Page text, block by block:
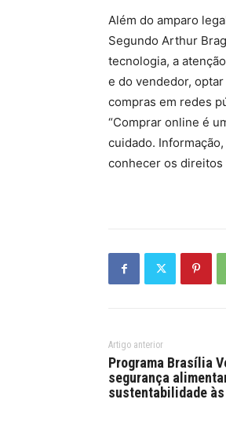
Além do amparo
Segundo Arthur
tecnologia, a
e do vendedor,
compras em redes
“Comprar online é
cuidado.
conhecer os direitos
Artigo anterior
Programa Brasília
segurança
sustentabilidade às